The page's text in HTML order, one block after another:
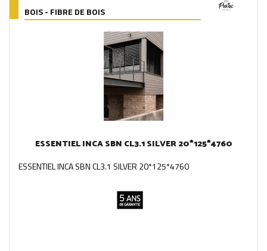
BOIS - FIBRE DE BOIS
ESSENTIEL INCA SBN CL3.1 SILVER 20*125*4760
ESSENTIEL INCA SBN CL3.1 SILVER 20*125*4760